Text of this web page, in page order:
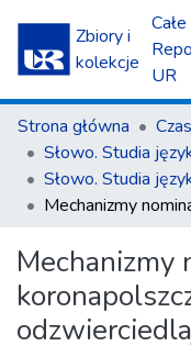
Zbiory i
kolekcje
Całe
UR
Strona główna
Mechanizmy